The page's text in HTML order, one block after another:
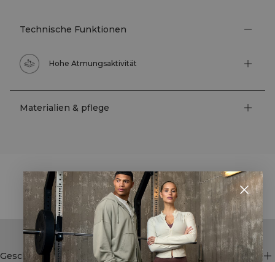
Technische Funktionen
Hohe Atmungsaktivität
Materialien & pflege
STYLE WITH
Geschäft